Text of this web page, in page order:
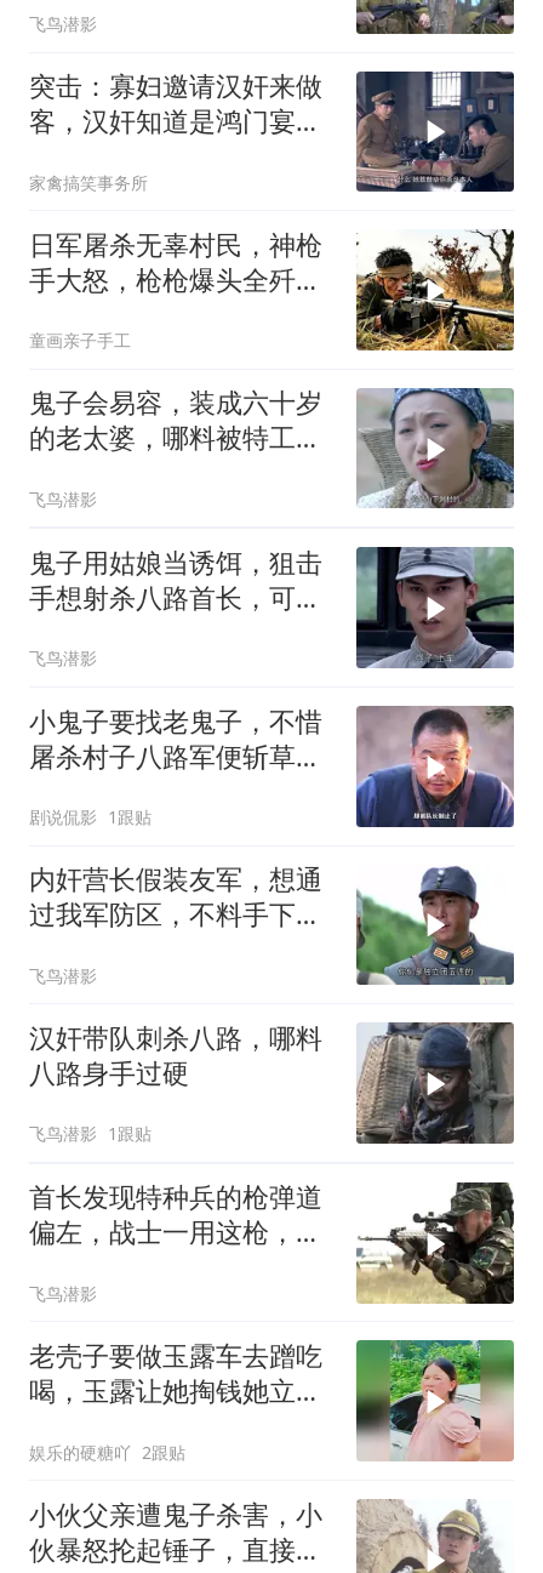
飞鸟潜影
突击：寡妇邀请汉奸来做
客，汉奸知道是鸿门宴，
家禽搞笑事务所
日军屠杀无辜村民，神枪
手大怒，枪枪爆头全歼日
童画亲子手工
鬼子会易容，装成六十岁
的老太婆，哪料被特工一
飞鸟潜影
鬼子用姑娘当诱饵，狙击
手想射杀八路首长，可是
飞鸟潜影
小鬼子要找老鬼子，不惜
屠杀村子八路军便斩草除
剧说侃影 1跟贴
内奸营长假装友军，想通
过我军防区，不料手下的
飞鸟潜影
汉奸带队刺杀八路，哪料
八路身手过硬
飞鸟潜影 1跟贴
首长发现特种兵的枪弹道
偏左，战士一用这枪，百
飞鸟潜影
老壳子要做玉露车去蹭吃
喝，玉露让她掏钱她立刻
娱乐的硬糖吖 2跟贴
小伙父亲遭鬼子杀害，小
伙暴怒抡起锤子，直接砸